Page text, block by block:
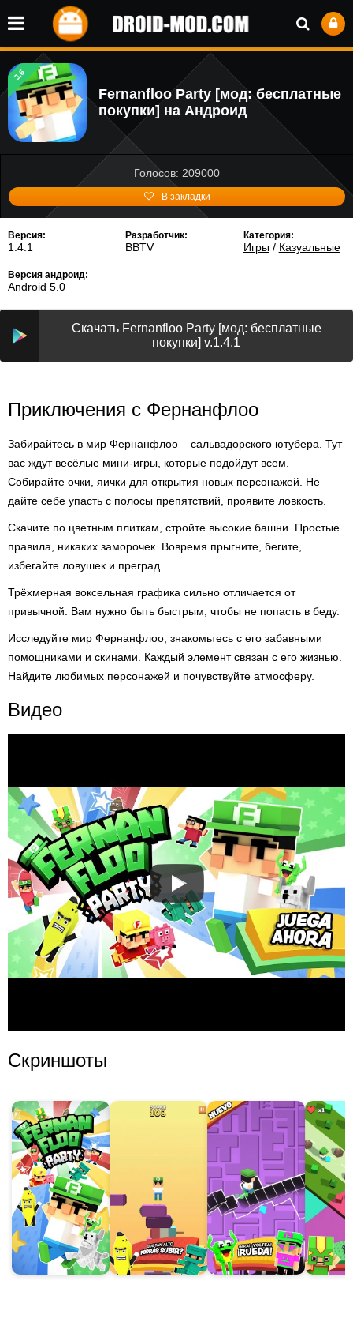
3.6
Fernanfloo Party [мод: бесплатные
покупки] на Андроид
Голосов: 209000
В закладки
Версия:
1.4.1
Разработчик:
BBTV
Категория:
Игры/ Казуальные
Версия андроид:
Android 5.0
Скачать Fernanfloo Party [мод: бесплатные
покупки] v.1.4.1
Приключения с Фернанфлоо
Забирайтесь в мир Фернанфлоо – сальвадорского ютубера. Тут
вас ждут весёлые мини-игры, которые подойдут всем.
Собирайте очки, яички для открытия новых персонажей. Не
дайте себе упасть с полосы препятствий, проявите ловкость.
Скачите по цветным плиткам, стройте высокие башни. Простые
правила, никаких заморочек. Вовремя прыгните, бегите,
избегайте ловушек и преград.
Трёхмерная воксельная графика сильно отличается от
привычной. Вам нужно быть быстрым, чтобы не попасть в беду.
Исследуйте мир Фернанфлоо, знакомьтесь с его забавными
помощниками и скинами. Каждый элемент связан с его жизнью.
Найдите любимых персонажей и почувствуйте атмосферу.
Видео
Скриншоты